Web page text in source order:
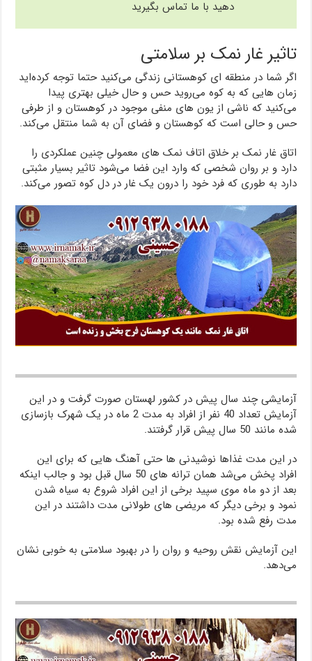
دهید با ما تماس بگیرید
تاثیر غار نمک بر سلامتی
اگر شما در منطقه ای کوهستانی زندگی می‌کنید حتما توجه کرده‌اید
زمان هایی که به کوه می‌روید حس و حال خیلی بهتری پیدا
می‌کنید که ناشی از یون های منفی موجود در کوهستان و از طرفی
حس و حالی است که کوهستان و فضای آن به شما منتقل می‌کند.
اتاق غار نمک بر خلاق اتاف نمک های معمولی چنین عملکردی را
دارد و بر روان شخصی که وارد این فضا می‌شود تاثیر بسیار مثبتی
دارد به طوری که فرد خود را درون یک غار در دل کوه تصور می‌کند.
آزمایشی چند سال پیش در کشور لهستان صورت گرفت و در این
آزمایش تعداد 40 نفر از افراد به مدت 2 ماه در یک شهرک بازسازی
شده مانند 50 سال پیش قرار گرفتند.
در این مدت غذاها نوشیدنی ها حتی آهنگ هایی که برای این
افراد پخش می‌شد همان ترانه های 50 سال قبل بود و جالب اینکه
بعد از دو ماه موی سپید برخی از این افراد شروع به سیاه شدن
نمود و برخی دیگر که مریضی های طولانی مدت داشتند در این
مدت رفع شده بود.
این آزمایش نقش روحیه و روان را در بهبود سلامتی به خوبی نشان
می‌دهد.